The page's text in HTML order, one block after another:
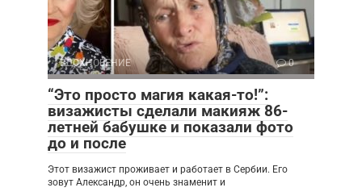
ВДОХНОВЕНИЕ 0
“Это просто магия какая-то!”:
визажисты сделали макияж 86-
летней бабушке и показали фото
до и после
Этот визажист проживает и работает в Сербии. Его
зовут Александр, он очень знаменит и